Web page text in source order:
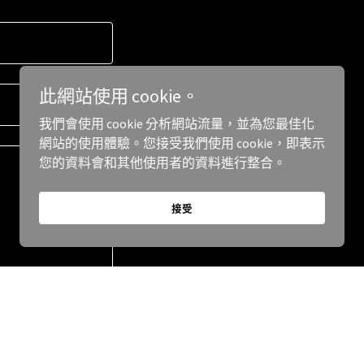
此網站使用 cookie。
我們會使用 cookie 分析網站流量，並為您最佳化
網站的使用體驗。您接受我們使用 cookie，即表示
您的資料會和其他使用者的資料進行整合。
接受